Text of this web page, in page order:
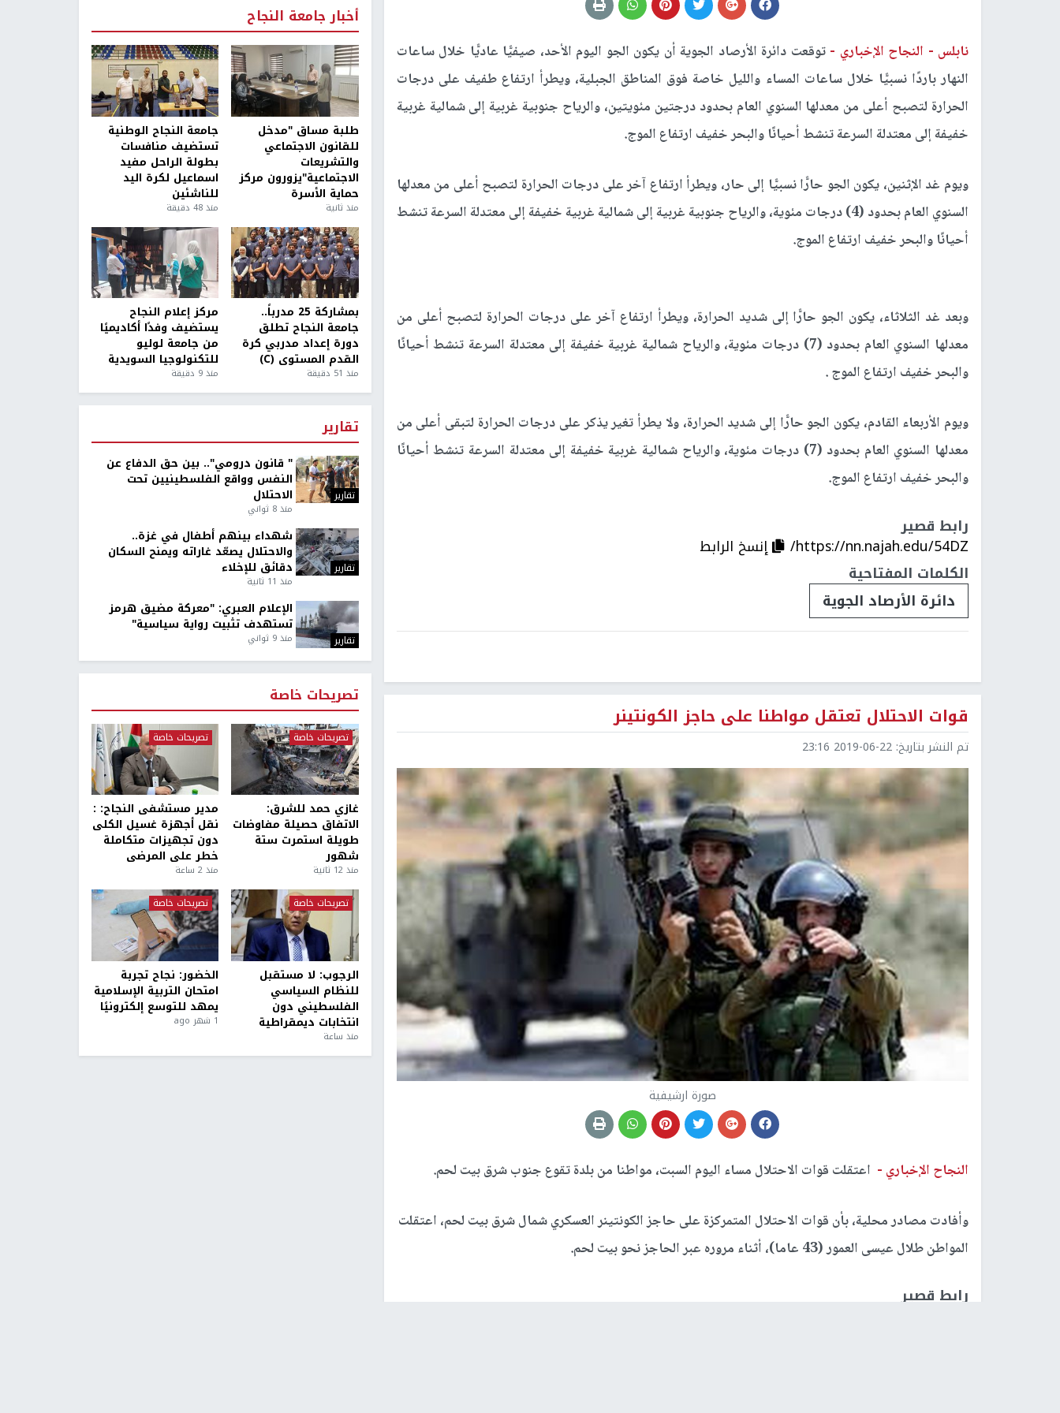
نابلس - النجاح الإخباري -توقعت دائرة الأرصاد الجوية أن يكون الجو اليوم الأحد، صيفيًّا عاديًّا خلال ساعات
النهار باردًا نسبيًّا خلال ساعات المساء والليل خاصة فوق المناطق الجبلية، ويطرأ ارتفاع طفيف على درجات
الحرارة لتصبح أعلى من معدلها السنوي العام بحدود درجتين مئويتين، والرياح جنوبية غربية إلى شمالية غربية
خفيفة إلى معتدلة السرعة تنشط أحيانًا والبحر خفيف ارتفاع الموج.
ويوم غد الإثنين، يكون الجو حارًّا نسبيًّا إلى حار، ويطرأ ارتفاع آخر على درجات الحرارة لتصبح أعلى من معدلها
السنوي العام بحدود (4) درجات مئوية، والرياح جنوبية غربية إلى شمالية غربية خفيفة إلى معتدلة السرعة تنشط
أحيانًا والبحر خفيف ارتفاع الموج.
وبعد غد الثلاثاء، يكون الجو حارًّا إلى شديد الحرارة، ويطرأ ارتفاع آخر على درجات الحرارة لتصبح أعلى من
معدلها السنوي العام بحدود (7) درجات مئوية، والرياح شمالية غربية خفيفة إلى معتدلة السرعة تنشط أحيانًا
والبحر خفيف ارتفاع الموج .
ويوم الأربعاء القادم، يكون الجو حارًّا إلى شديد الحرارة، ولا يطرأ تغير يذكر على درجات الحرارة لتبقى أعلى من
معدلها السنوي العام بحدود (7) درجات مئوية، والرياح شمالية غربية خفيفة إلى معتدلة السرعة تنشط أحيانًا
والبحر خفيف ارتفاع الموج.
رابط قصير
https://nn.najah.edu/54DZ/
إنسخ الرابط
الكلمات المفتاحية
دائرة الأرصاد الجوية
قوات الاحتلال تعتقل مواطنا على حاجز الكونتينر
تم النشر بتاريخ: 2019-06-22 23:16
صورة ارشيفية
النجاح الإخباري - اعتقلت قوات الاحتلال مساء اليوم السبت، مواطنا من بلدة تقوع جنوب شرق بيت لحم.
وأفادت مصادر محلية، بأن قوات الاحتلال المتمركزة على حاجز الكونتينر العسكري شمال شرق بيت لحم، اعتقلت
المواطن طلال عيسى العمور (43 عاما)، أثناء مروره عبر الحاجز نحو بيت لحم.
رابط قصير
أخبار جامعة النجاح
طلبة مساق "مدخل
للقانون الاجتماعي
والتشريعات
الاجتماعية"يزورون مركز
حماية الأسرة
منذ ثانية
جامعة النجاح الوطنية
تستضيف منافسات
بطولة الراحل مفيد
اسماعيل لكرة اليد
للناشئين
منذ 48 دقيقة
بمشاركة 25 مدرباً..
جامعة النجاح تطلق
دورة إعداد مدربي كرة
القدم المستوى (C)
منذ 51 دقيقة
مركز إعلام النجاح
يستضيف وفدًا أكاديميًا
من جامعة لوليو
للتكنولوجيا السويدية
منذ 9 دقيقة
تقارير
تقارير
" قانون درومي".. بين حق الدفاع عن
النفس وواقع الفلسطينيين تحت
الاحتلال
منذ 8 ثواني
تقارير
شهداء بينهم أطفال في غزة..
والاحتلال يصعّد غاراته ويمنح السكان
دقائق للإخلاء
منذ 11 ثانية
تقارير
الإعلام العبري: "معركة مضيق هرمز
تستهدف تثبيت رواية سياسية"
منذ 9 ثواني
تصريحات خاصة
تصريحات خاصة
غازي حمد للشرق:
الاتفاق حصيلة مفاوضات
طويلة استمرت ستة
شهور
منذ 12 ثانية
تصريحات خاصة
مدير مستشفى النجاح: :
نقل أجهزة غسيل الكلى
دون تجهيزات متكاملة
خطر على المرضى
منذ 2 ساعة
تصريحات خاصة
الرجوب: لا مستقبل
للنظام السياسي
الفلسطيني دون
انتخابات ديمقراطية
منذ ساعة
تصريحات خاصة
الخضور: نجاح تجربة
امتحان التربية الإسلامية
يمهد للتوسع إلكترونيًا
1 شهر ago